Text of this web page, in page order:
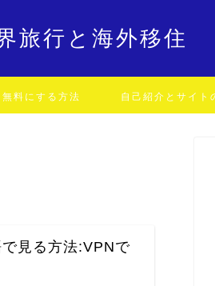
旅行と海外移住
料にする方法 自己紹介とサイト
見る方法:VPNで